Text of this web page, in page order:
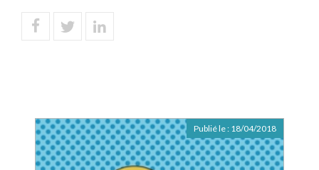
Publié le : 18/04/2018